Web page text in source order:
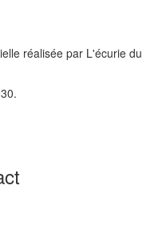
réalisée par L'écurie du